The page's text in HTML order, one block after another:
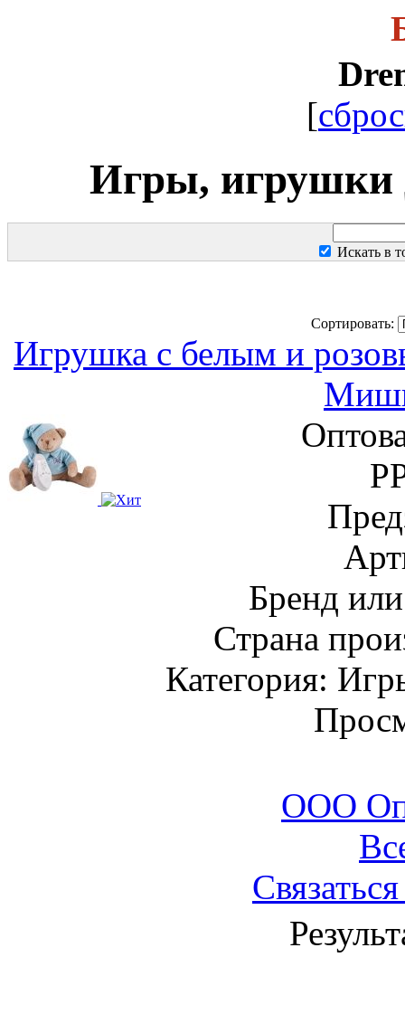
[
Игры, игрушки
Искать в
Сортировать:
Игрушка с белым и
Бренд
Страна
Категория:
ООО